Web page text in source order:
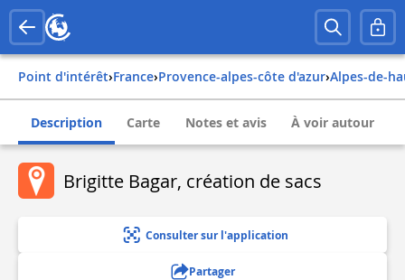
Point d'intérêt› france› provence-alpes-côte d'azur› alpes-de-
Description Carte Notes et avis À voir autour
Brigitte Bagar, création de sacs
Consulter sur l'application
Partager